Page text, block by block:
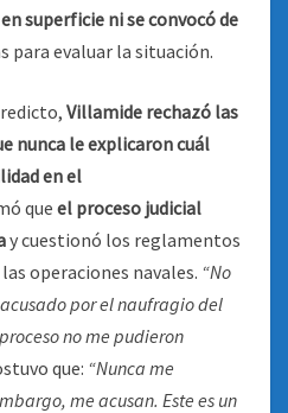
superficie ni se convocó de
para evaluar la situación.
Villamide rechazó las
nunca le explicaron cuál
en el
que el proceso judicial
y cuestionó los reglamentos
operaciones navales. “No
por el naufragio del
no me pudieron
que: “Nunca me
me acusan. Este es un